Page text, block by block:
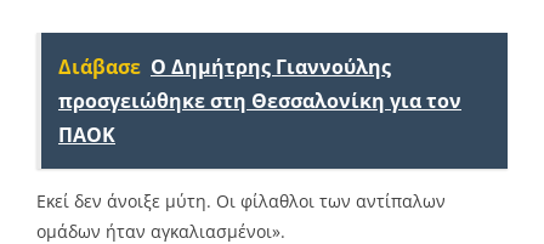
Διάβασε Ο Δημήτρης Γιαννούλης
προσγειώθηκε στη Θεσσαλονίκη για τον
ΠΑΟΚ
Εκεί δεν άνοιξε μύτη. Οι φίλαθλοι των αντίπαλων
ομάδων ήταν αγκαλιασμένοι».